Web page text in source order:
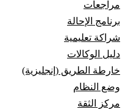
مراجعات
برنامج الإحالة
شراكة تعليمية
دليل الوكالات
خارطة الطريق (إنجليزية)
وضع النظام
مركز الثقة